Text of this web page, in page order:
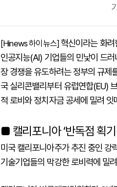
[Hinews 하이뉴스]혁신이라는 화
인공지능(AI) 기업들의 민낯이 드
장 경쟁을 유도하려는 정부의 규제
국 실리콘밸리부터 유럽연합(EU)
적 로비와 정치자금 공세에 밀려
■ 캘리포니아 ‘반독점 획
미국 캘리포니아주가 추진 중인 강
기술기업들의 막강한 로비력에 밀